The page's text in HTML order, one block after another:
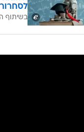
בשיתוף